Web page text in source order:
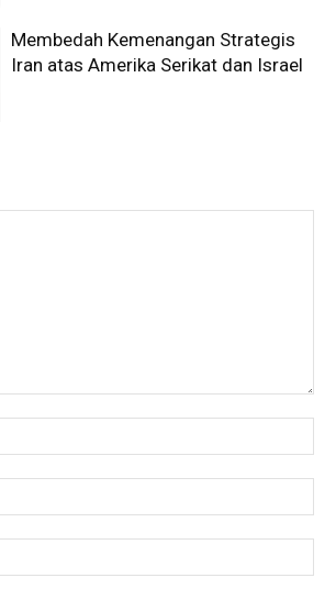
Membedah Kemenangan Strategis
Iran atas Amerika Serikat dan Israel